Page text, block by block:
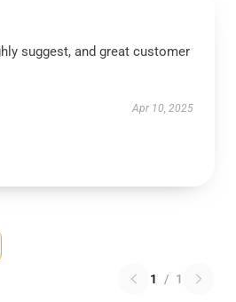
suggest, and great customer
Apr 10, 2025
1 / 1